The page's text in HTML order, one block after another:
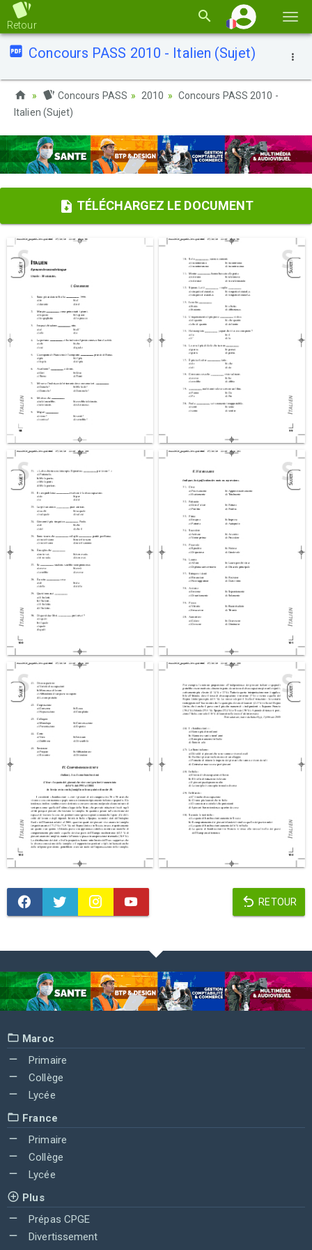
la
Retour
Concours PASS 2010 - Italien (Sujet)
Concours PASS 2010
Concours PASS 2010 -
Italien (Sujet)
TÉLÉCHARGEZ LE DOCUMENT
RETOUR
Maroc
Primaire
Collège
Lycée
France
Primaire
Collège
Lycée
Plus
Prépas CPGE
Divertissement